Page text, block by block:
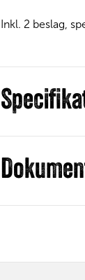
Inkl. 2 beslag,